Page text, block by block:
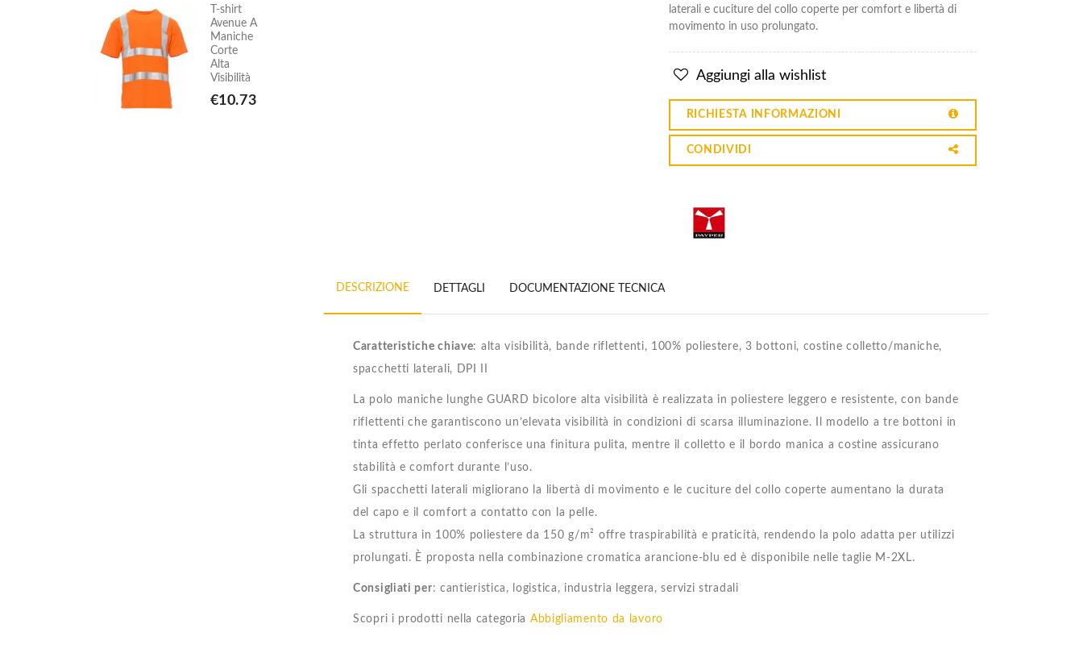
T-shirt
Avenue A
Maniche
Corte
Alta
Visibilità
€10.73
laterali e cuciture del collo coperte per comfort e libertà di
movimento in uso prolungato.
Aggiungi alla wishlist
RICHIESTA INFORMAZIONI
CONDIVIDI
DESCRIZIONE DETTAGLI DOCUMENTAZIONE TECNICA
Caratteristiche chiave: alta visibilità, bande riflettenti, 100% poliestere, 3 bottoni, costine colletto/maniche,
spacchetti laterali, DPI II
La polo maniche lunghe GUARD bicolore alta visibilità è realizzata in poliestere leggero e resistente, con bande
riflettenti che garantiscono un’elevata visibilità in condizioni di scarsa illuminazione. Il modello a tre bottoni in
tinta effetto perlato conferisce una finitura pulita, mentre il colletto e il bordo manica a costine assicurano
stabilità e comfort durante l’uso.
Gli spacchetti laterali migliorano la libertà di movimento e le cuciture del collo coperte aumentano la durata
del capo e il comfort a contatto con la pelle.
La struttura in 100% poliestere da 150 g/m² offre traspirabilità e praticità, rendendo la polo adatta per utilizzi
prolungati. È proposta nella combinazione cromatica arancione-blu ed è disponibile nelle taglie M-2XL.
Consigliati per: cantieristica, logistica, industria leggera, servizi stradali
Scopri i prodotti nella categoria Abbigliamento da lavoro